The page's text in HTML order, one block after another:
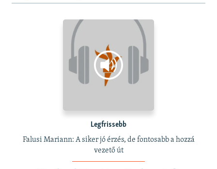
Legfrissebb
Falusi Mariann: A siker jó érzés, de fontosabb a hozzá
vezető út